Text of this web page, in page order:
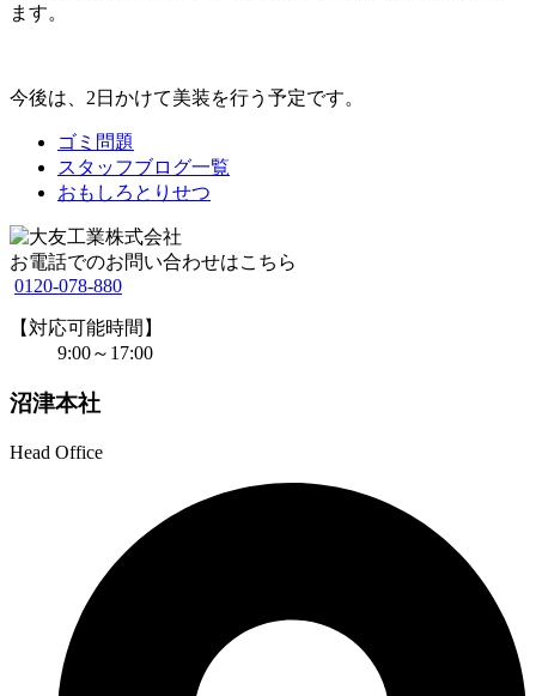
ます。
今後は、2日かけて美装を行う予定です。
ゴミ問題
スタッフブログ一覧
おもしろとりせつ
お電話でのお問い合わせはこちら
0120-078-880
【対応可能時間】
9:00～17:00
沼津本社
Head Office